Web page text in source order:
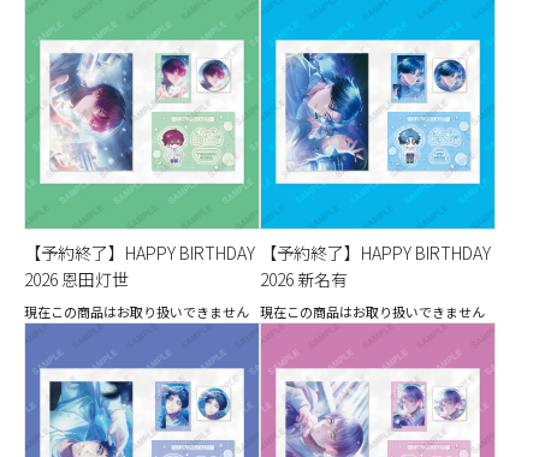
【予約終了】HAPPY BIRTHDAY
2026 恩田灯世
現在この商品はお取り扱いできません
【予約終了】HAPPY BIRTHDAY
2026 新名有
現在この商品はお取り扱いできません